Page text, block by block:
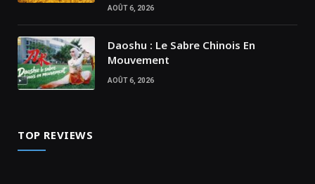
AOÛT 6, 2026
Daoshu : Le Sabre Chinois En
Mouvement
AOÛT 6, 2026
TOP REVIEWS